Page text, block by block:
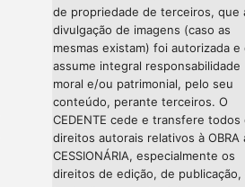
de propriedade de terceiros, que
divulgação de imagens (caso as
mesmas existam) foi autorizada e
assume integral responsabilidade
moral e/ou patrimonial, pelo seu
conteúdo, perante terceiros. O
CEDENTE cede e transfere todos
direitos autorais relativos à OBRA
CESSIONÁRIA, especialmente os
direitos de edição, de publicação,